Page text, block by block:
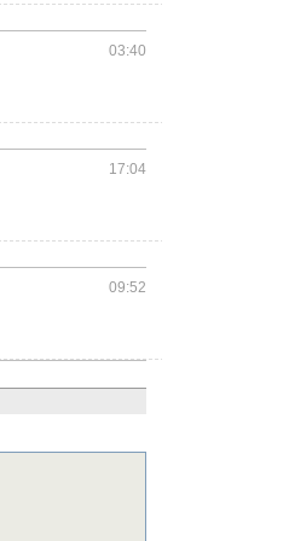
03:40
17:04
09:52